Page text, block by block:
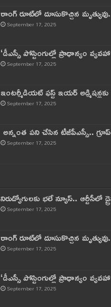
రాంగ్ రూట్‌లో దూసుకొచ్చిన
September 17, 2025
‘డీఎస్సీ పోస్టింగుల్లో ప్రాధాన్యం
September 17, 2025
ఇంటర్మీడియట్ ఫస్ట్‌ ఇయర్‌
September 17, 2025
అన్నంత పని చేసిన టీజీపీఎస్సీ..
September 17, 2025
నిరుద్యోగులకు భలే న్యూస్.. ఆర్టీసీలో
September 17, 2025
రాంగ్ రూట్‌లో దూసుకొచ్చిన
September 17, 2025
‘డీఎస్సీ పోస్టింగుల్లో ప్రాధాన్యం
September 17, 2025